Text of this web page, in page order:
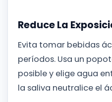
Reduce La
Evita tomar bebidas
períodos. Usa un
posible y elige agua
la saliva neutralice el